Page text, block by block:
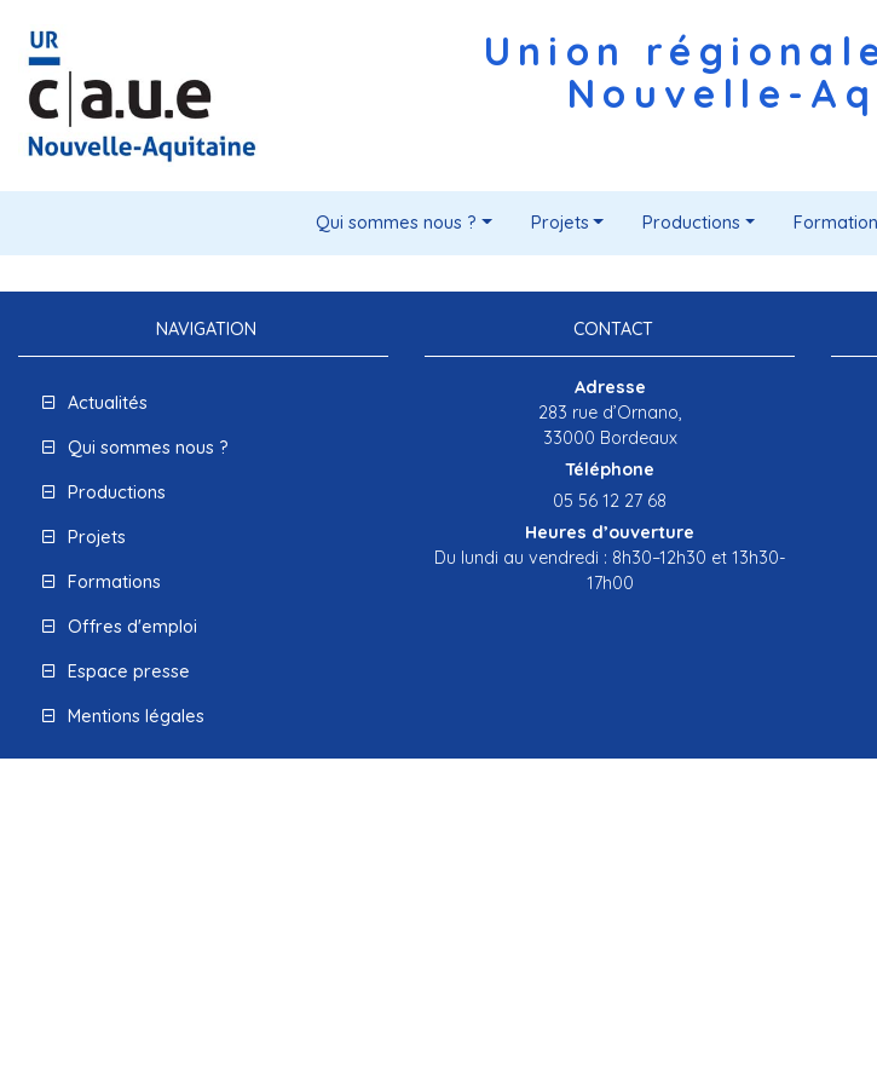
Union
Nouvelle-
Qui sommes nous ? Projets Productions
NAVIGATION
Actualités
Qui sommes nous ?
Productions
Projets
Formations
Offres d'emploi
Espace presse
Mentions légales
CONTACT
Adresse
283 rue d’Ornano,
33000 Bordeaux
Téléphone
05 56 12 27 68
Heures d’ouverture
Du lundi au vendredi : 8h30–12h30 et 13h30-
17h00